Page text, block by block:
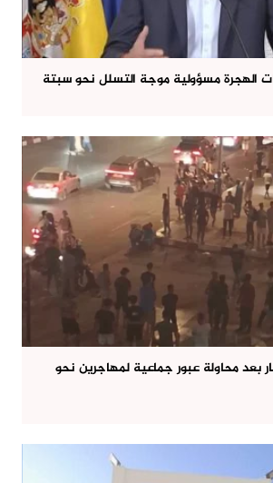
الهجرة مسؤولية موجة التسلل نحو سبتة
بعد محاولة عبور جماعية لمهاجرين نحو